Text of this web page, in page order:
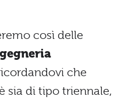
così delle
che
sia di tipo triennale,